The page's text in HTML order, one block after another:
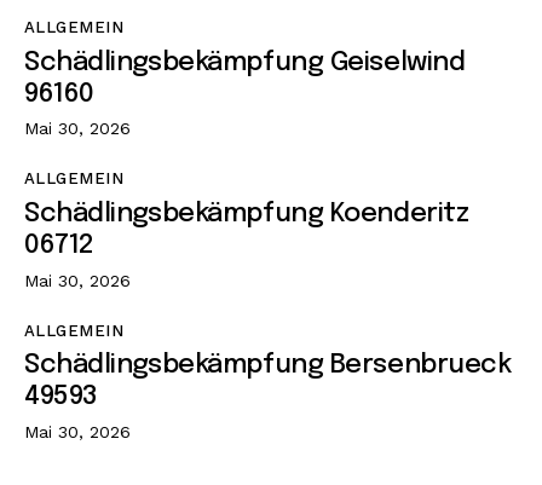
ALLGEMEIN
Schädlingsbekämpfung Geiselwind
96160
Mai 30, 2026
ALLGEMEIN
Schädlingsbekämpfung Koenderitz
06712
Mai 30, 2026
ALLGEMEIN
Schädlingsbekämpfung Bersenbrueck
49593
Mai 30, 2026